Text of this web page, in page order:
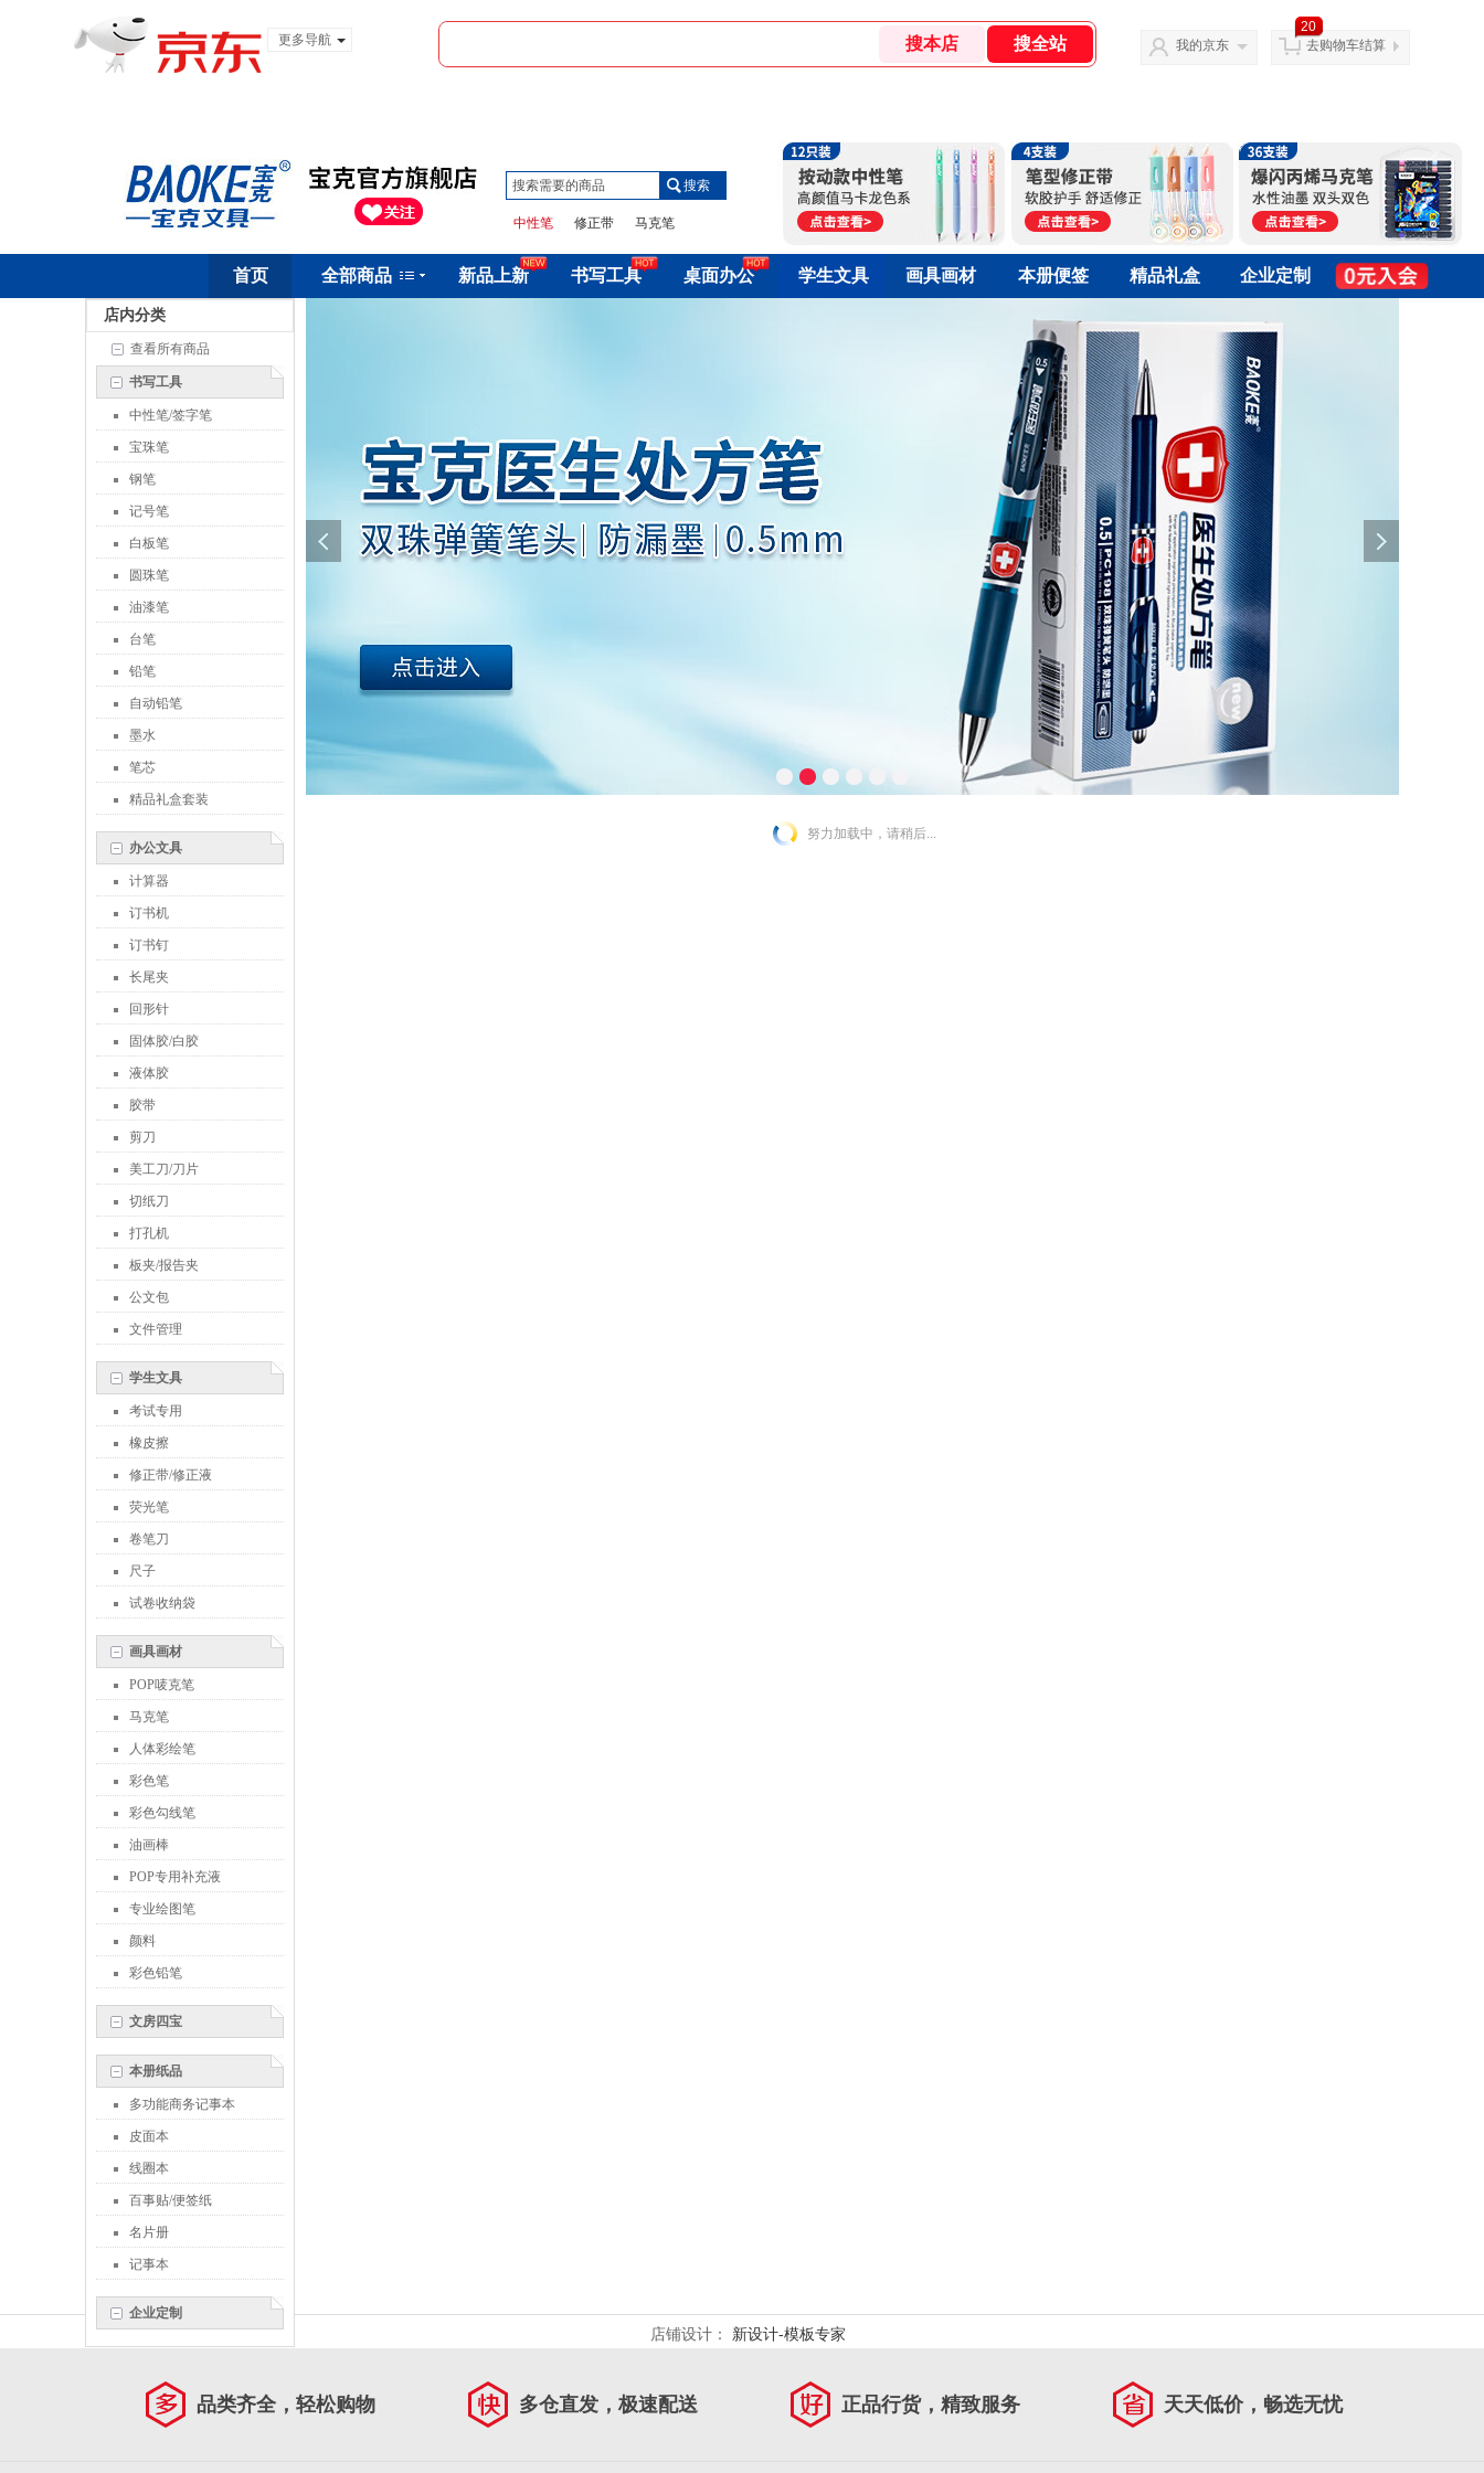
更多导航
我的京东
20
去购物车结算
中性笔
铅笔
搜索
修正带
中性笔 马克笔
首页 新品上新
全部商品 本册便签
画具画材
学生文具
桌面办公
书写工具
首页 精品礼盒 企业定制
店内分类
查看所有商品
书写工具
中性笔/签字笔
宝珠笔
钢笔
记号笔
白板笔
圆珠笔
油漆笔
台笔
铅笔
自动铅笔
墨水
笔芯
精品礼盒套装
办公文具
计算器
订书机
订书钉
长尾夹
回形针
固体胶/白胶
液体胶
胶带
剪刀
美工刀/刀片
切纸刀
打孔机
板夹/报告夹
公文包
文件管理
学生文具
考试专用
橡皮擦
修正带/修正液
荧光笔
卷笔刀
尺子
试卷收纳袋
画具画材
POP唛克笔
马克笔
人体彩绘笔
彩色笔
彩色勾线笔
油画棒
POP专用补充液
专业绘图笔
颜料
彩色铅笔
文房四宝
本册纸品
多功能商务记事本
皮面本
线圈本
百事贴/便签纸
名片册
记事本
企业定制
努力加载中，请稍后...
店铺设计： 新设计-模板专家
品类齐全，轻松购物 多仓直发，极速配送 正品行货，精致服务 天天低价，畅选无忧